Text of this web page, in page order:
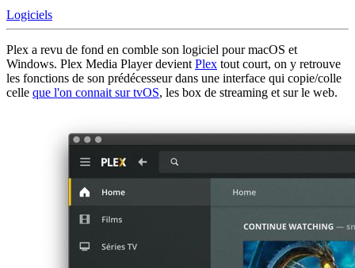
Logiciels
Plex a revu de fond en comble son logiciel pour macOS et
Windows. Plex Media Player devient Plex tout court, on y retrouve
les fonctions de son prédécesseur dans une interface qui copie/colle
celle que l'on connait sur tvOS, les box de streaming et sur le web.